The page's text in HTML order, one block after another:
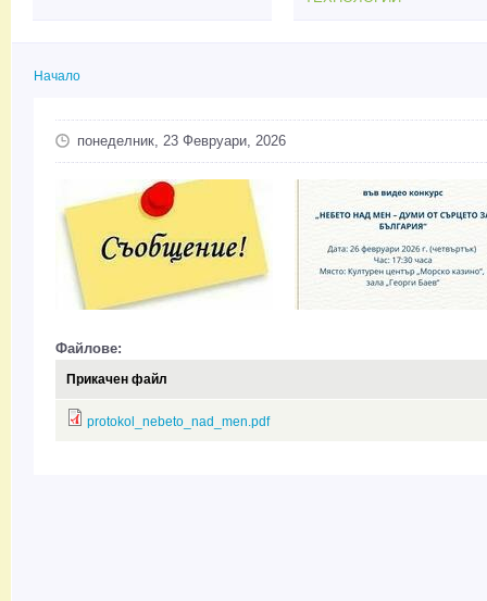
Начало
понеделник, 23 Февруари, 2026
Файлове:
Прикачен файл
protokol_nebeto_nad_men.pdf